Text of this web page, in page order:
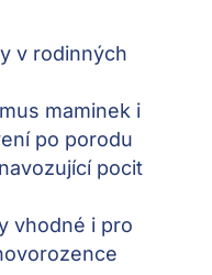
v rodinných
maminek i
po porodu
pocit
vhodné i pro